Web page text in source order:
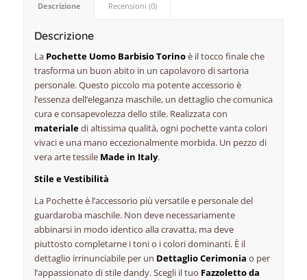
Descrizione Recensioni (0)
Descrizione
La Pochette Uomo Barbisio Torinoè il tocco finale che
trasforma un buon abito in un capolavoro di sartoria
personale. Questo piccolo ma potente accessorio è
l’essenza dell’eleganza maschile, un dettaglio che comunica
cura e consapevolezza dello stile. Realizzata con
materialedi altissima qualità, ogni pochette vanta colori
vivaci e una mano eccezionalmente morbida. Un pezzo di
vera arte tessile Made in Italy.
Stile e Vestibilità
La Pochette è l’accessorio più versatile e personale del
guardaroba maschile. Non deve necessariamente
abbinarsi in modo identico alla cravatta, ma deve
piuttosto completarne i toni o i colori dominanti. È il
dettaglio irrinunciabile per un Dettaglio Cerimonia o per
l’appassionato di stile dandy. Scegli il tuo Fazzoletto da